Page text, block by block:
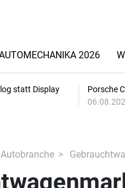
2026
statt Display
Porsche
Autobranche